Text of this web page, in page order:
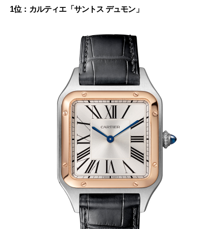
1位：カルティエ「サントス デュモン」